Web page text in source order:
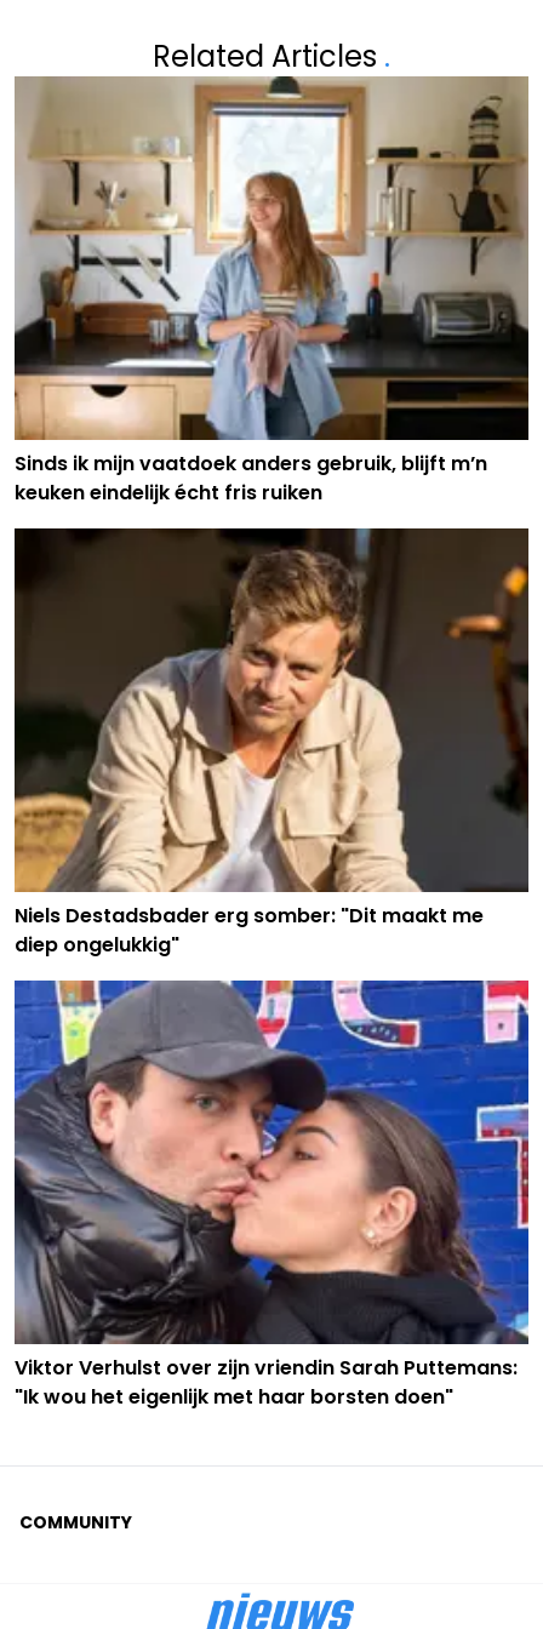
Related Articles .
Sinds ik mijn vaatdoek anders gebruik, blijft m’n
keuken eindelijk écht fris ruiken
Niels Destadsbader erg somber: "Dit maakt me
diep ongelukkig"
Viktor Verhulst over zijn vriendin Sarah Puttemans:
"Ik wou het eigenlijk met haar borsten doen"
COMMUNITY